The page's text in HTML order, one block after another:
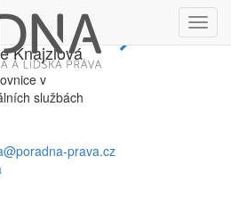
Knajzlová
v
službách
prava.cz